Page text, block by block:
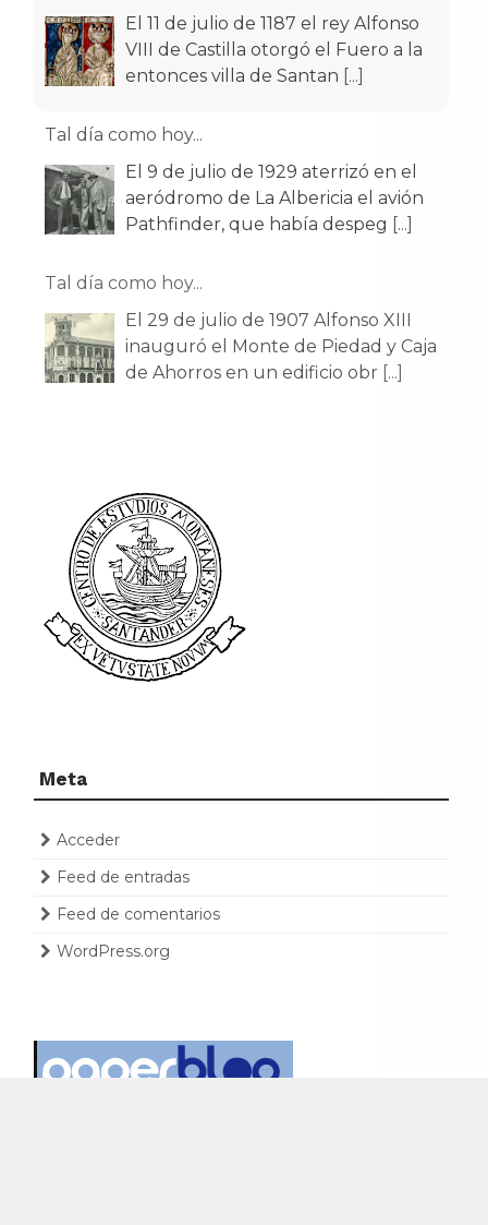
El 11 de julio de 1187 el rey Alfonso
VIII de Castilla otorgó el Fuero a la
entonces villa de Santan [...]
Tal día como hoy...
El 9 de julio de 1929 aterrizó en el
aeródromo de La Albericia el avión
Pathfinder, que había despeg
[...]
Tal día como hoy...
El 29 de julio de 1907 Alfonso XIII
inauguró el Monte de Piedad y Caja
de Ahorros en un edificio obr [...]
Meta
Acceder
Feed de entradas
Feed de comentarios
WordPress.org